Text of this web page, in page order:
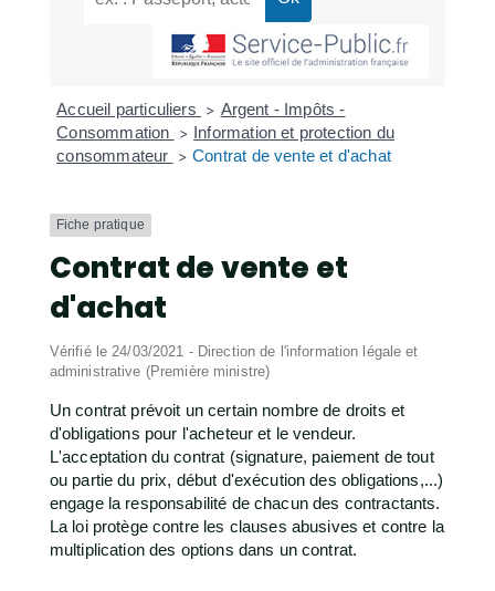
Accueil particuliers > Argent - Impôts -
Consommation
> Information et protection du
consommateur
> Contrat de vente et d'achat
Fiche pratique
Contrat de vente et
d'achat
Vérifié le 24/03/2021 - Direction de l'information légale et
administrative (Première ministre)
Un contrat prévoit un certain nombre de droits et
d'obligations pour l'acheteur et le vendeur.
L'acceptation du contrat (signature, paiement de tout
ou partie du prix, début d'exécution des obligations,...)
engage la responsabilité de chacun des contractants.
La loi protège contre les clauses abusives et contre la
multiplication des options dans un contrat.